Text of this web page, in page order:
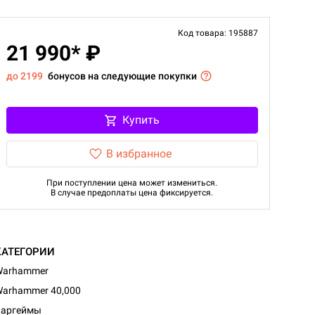
Код товара: 195887
21 990* ₽
до 2199 бонусов на следующие покупки
Купить
В избранное
При поступлении цена может измениться.
В случае предоплаты цена фиксируется.
40,000